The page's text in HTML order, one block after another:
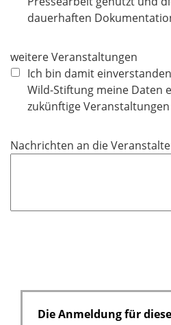
d t
dauerhaften
weitere Veranstaltungen
Ich bin damit
Wild-Stiftung meine Daten
zukünftige
Nachrichten an die
Die Anmeldung für